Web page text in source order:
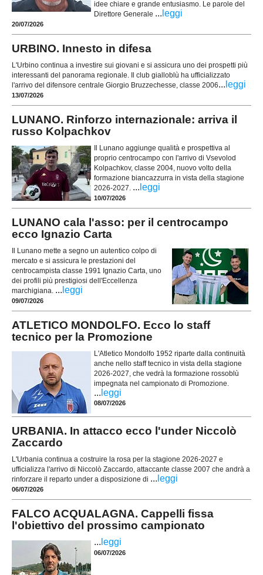
idee chiare e grande entusiasmo. Le parole del
Direttore Generale ... leggi
20/07/2026
URBINO. Innesto in difesa
L'Urbino continua a investire sui giovani e si assicura uno dei prospetti più
interessanti del panorama regionale. Il club gialloblù ha ufficializzato
l'arrivo del difensore centrale Giorgio Bruzzechesse, classe 2006... leggi
13/07/2026
LUNANO. Rinforzo internazionale: arriva il
russo Kolpachkov
Il Lunano aggiunge qualità e prospettiva al
proprio centrocampo con l'arrivo di Vsevolod
Kolpachkov, classe 2004, nuovo volto della
formazione biancazzurra in vista della stagione
2026-2027. ... leggi
10/07/2026
LUNANO cala l'asso: per il centrocampo
ecco Ignazio Carta
Il Lunano mette a segno un autentico colpo di
mercato e si assicura le prestazioni del
centrocampista classe 1991 Ignazio Carta, uno
dei profili più prestigiosi dell'Eccellenza
marchigiana. ... leggi
09/07/2026
ATLETICO MONDOLFO. Ecco lo staff
tecnico per la Promozione
L'Atletico Mondolfo 1952 riparte dalla continuità
anche nello staff tecnico in vista della stagione
2026-2027, che vedrà la formazione rossoblù
impegnata nel campionato di Promozione.
... leggi
08/07/2026
URBANIA. In attacco ecco l'under Niccolò
Zaccardo
L'Urbania continua a costruire la rosa per la stagione 2026-2027 e
ufficializza l'arrivo di Niccolò Zaccardo, attaccante classe 2007 che andrà a
rinforzare il reparto under a disposizione di ... leggi
06/07/2026
FALCO ACQUALAGNA. Cappelli fissa
l'obiettivo del prossimo campionato
... leggi
06/07/2026